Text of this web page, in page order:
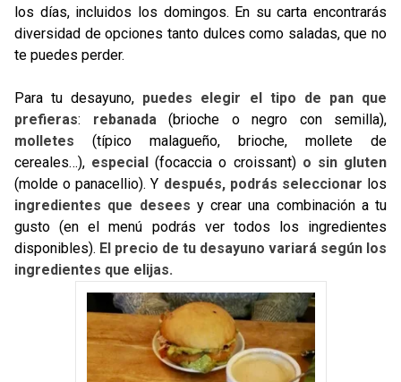
los días, incluidos los domingos. En su carta encontrarás
diversidad de opciones tanto dulces como saladas, que no
te puedes perder.
Para tu desayuno, puedes elegir el tipo de pan que
prefieras: rebanada (brioche o negro con semilla),
molletes (típico malagueño, brioche, mollete de
cereales…), especial (focaccia o croissant) o sin gluten
(molde o panacellio). Y después, podrás seleccionar los
ingredientes que desees y crear una combinación a tu
gusto (en el menú podrás ver todos los ingredientes
disponibles). El precio de tu desayuno variará según los
ingredientes que elijas.